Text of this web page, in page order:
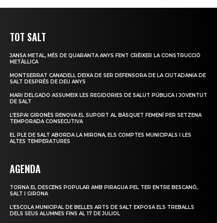
TOT SALT
JANSA METAL, MÉS DE QUARANTA ANYS FENT CRÉIXER LA CONSTRUCCIÓ
METÀL·LICA
MONTSERRAT CANADELL DEIXA DE SER DEFENSORA DE LA CIUTADANIA DE
SALT DESPRÉS DE DEU ANYS
MARI DELGADO ASSUMEIX LES REGIDORIES DE SALUT PÚBLICA I JOVENTUT
DE SALT
L’ESPAI GIRONÈS RENOVA EL SUPORT AL BÀSQUET FEMENÍ PER SETZENA
TEMPORADA CONSECUTIVA
EL PLE DE SALT ABORDA LA MIRONA, ELS COMPTES MUNICIPALS I LES
ALTES TEMPERATURES
AGENDA
TORNA EL DESCENS POPULAR AMB PIRAGUA PEL TER ENTRE BESCANÓ,
SALT I GIRONA
L’ESCOLA MUNICIPAL DE BELLES ARTS DE SALT EXPOSA ELS TREBALLS
DELS SEUS ALUMNES FINS AL 17 DE JULIOL